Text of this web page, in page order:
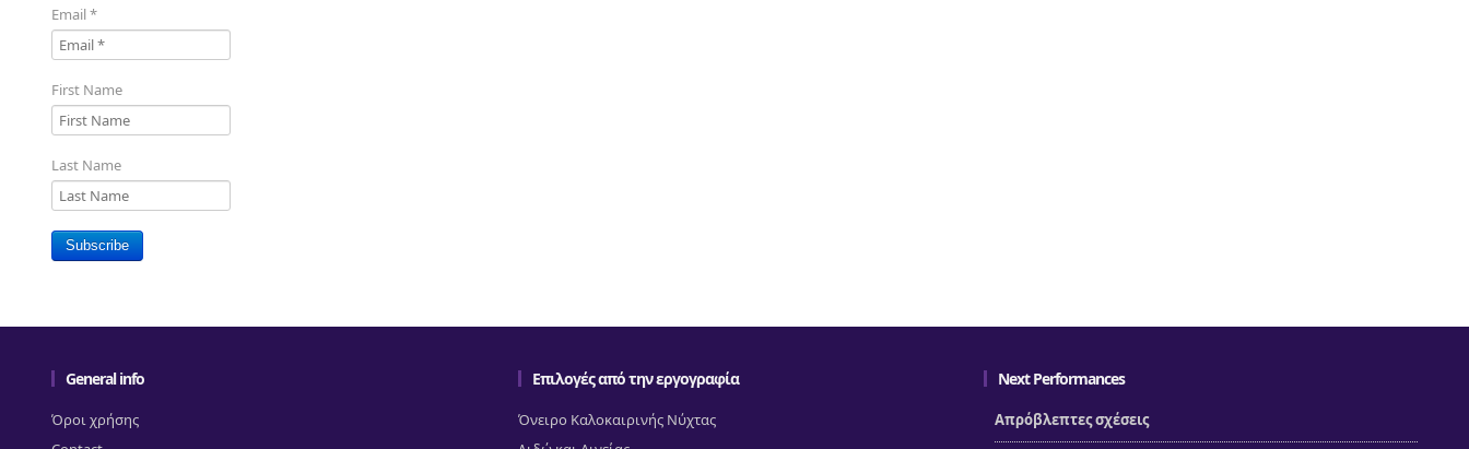
Email*
First Name
Last Name
Subscribe
General info
Όροι χρήσης
Επιλογές από την εργογραφία
Όνειρο Καλοκαιρινής Νύχτας
Next Performances
Απρόβλεπτες σχέσεις